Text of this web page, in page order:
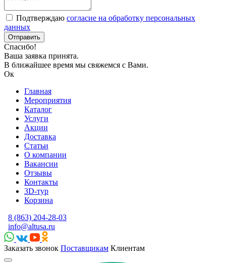
Подтверждаю согласие на обработку персональных
данных
Спасибо!
Ваша заявка принята.
В ближайшее время мы свяжемся с Вами.
Ок
Главная
Мероприятия
Каталог
Услуги
Акции
Доставка
Статьи
О компании
Вакансии
Отзывы
Контакты
3D-тур
Корзина
8 (863) 204-28-03
info@altusa.ru
Заказать звонок Поставщикам Клиентам